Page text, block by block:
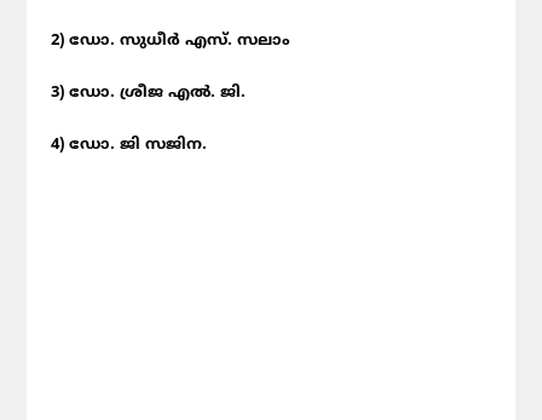
2) ഡോ. സുധീർ എസ്. സലാം
3) ഡോ. ശ്രീജ എൽ. ജി.
4) ഡോ. ജി സജിന.